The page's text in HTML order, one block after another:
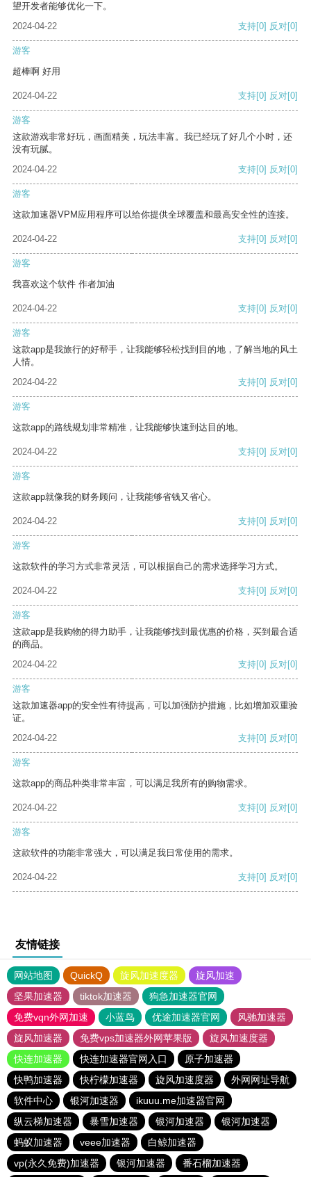
望开发者能够优化一下。
2024-04-22
支持[0] 反对[0]
游客
超棒啊 好用
2024-04-22 支持[0] 反对[0]
游客
这款游戏非常好玩，画面精美，玩法丰富。我已经玩了好几个小时，还
没有玩腻。
2024-04-22
支持[0] 反对[0]
游客
这款加速器VPM应用程序可以给你提供全球覆盖和最高安全性的连接。
2024-04-22 支持[0] 反对[0]
游客
我喜欢这个软件 作者加油
2024-04-22 支持[0] 反对[0]
游客
这款app是我旅行的好帮手，让我能够轻松找到目的地，了解当地的风土
人情。
2024-04-22
支持[0] 反对[0]
游客
这款app的路线规划非常精准，让我能够快速到达目的地。
2024-04-22 支持[0] 反对[0]
游客
这款app就像我的财务顾问，让我能够省钱又省心。
2024-04-22 支持[0] 反对[0]
游客
这款软件的学习方式非常灵活，可以根据自己的需求选择学习方式。
2024-04-22 支持[0] 反对[0]
游客
这款app是我购物的得力助手，让我能够找到最优惠的价格，买到最合适
的商品。
2024-04-22
支持[0] 反对[0]
游客
这款加速器app的安全性有待提高，可以加强防护措施，比如增加双重验
证。
2024-04-22
支持[0] 反对[0]
游客
这款app的商品种类非常丰富，可以满足我所有的购物需求。
2024-04-22 支持[0] 反对[0]
游客
这款软件的功能非常强大，可以满足我日常使用的需求。
2024-04-22 支持[0] 反对[0]
友情链接
网站地图 QuickQ 旋风加速度器
旋风加速
坚果加速器
tiktok加速器
狗急加速器官网
免费vqn外网加速
小蓝鸟 优途加速器官网
风驰加速器
旋风加速器
免费vps加速器外网苹果版
旋风加速度器
快连加速器
快连加速器官网入口
原子加速器
快鸭加速器
快柠檬加速器 旋风加速度器
外网网址导航
软件中心
银河加速器
ikuuu.me加速器官网
纵云梯加速器
暴雪加速器 银河加速器
银河加速器
蚂蚁加速器
veee加速器
白鲸加速器
vp(永久免费)加速器
银河加速器 番石榴加速器